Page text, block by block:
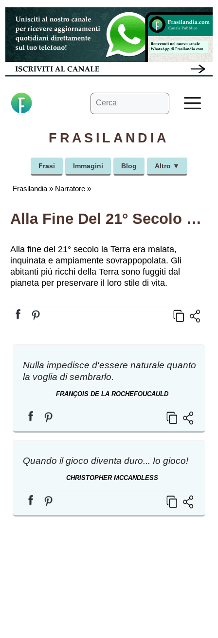
Vai
contenuto
Ricerca
per:
FRASILANDIA
Frasi Immagini Blog Altro ▼
Frasilandia » Narratore »
Alla Fine Del 21° Secolo La Terra Era Malata, Inquinata E Ampiamente Sovrappopolata. Gli Abitanti Più Ricchi Della Terra Sono Fuggiti Dal Pianeta Per Preservare Il Loro Stile Di Vita.
Alla fine del 21° secolo la Terra era malata,
inquinata e ampiamente sovrappopolata. Gli
abitanti più ricchi della Terra sono fuggiti dal
pianeta per preservare il loro stile di vita.
Nulla impedisce d'essere naturale quanto
la voglia di sembrarlo.
FRANÇOIS DE LA ROCHEFOUCAULD
Quando il gioco diventa duro... Io gioco!
CHRISTOPHER MCCANDLESS